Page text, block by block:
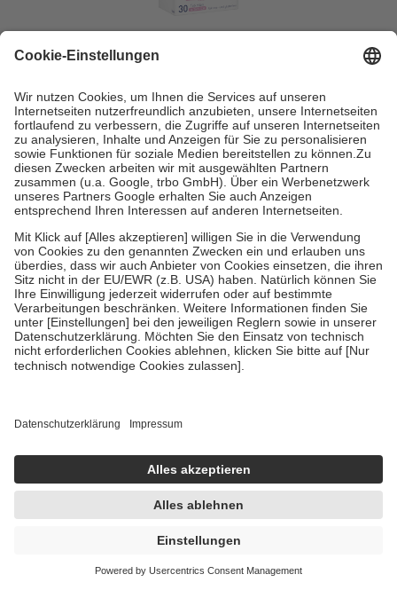
St Tabletten
Tabletten
-11% UVP: 22,49 €
19,95 €
613,85 € / 1 kg
sofort lieferbar
In den Warenkorb
MEGAMAX Vitamine A-Z 100 St Tabletten
Tabletten